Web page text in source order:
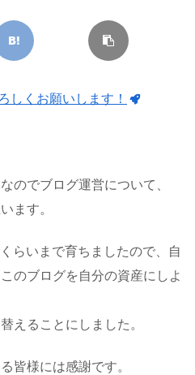
しくお願いします！
のでブログ運営について、
ます。
らいまで育ちましたので、自
のブログを自分の資産にしよ
えることにしました。
皆様には感謝です。